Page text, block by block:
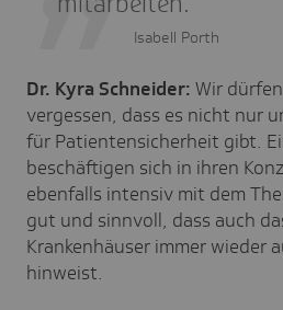
Isabell Porth
Dr. Kyra Schneider: Wir
vergessen, dass es nicht nur
für Patientensicherheit gibt.
beschäftigen sich in ihren
ebenfalls intensiv mit dem
gut und sinnvoll, dass auch
Krankenhäuser immer wieder
hinweist.